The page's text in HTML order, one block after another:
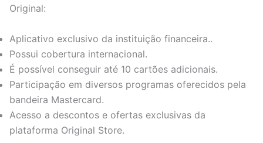
Original:
Aplicativo exclusivo da instituição financeira..
Possui cobertura internacional.
É possível conseguir até 10 cartões adicionais.
Participação em diversos programas oferecidos pela
bandeira Mastercard.
Acesso a descontos e ofertas exclusivas da
plataforma Original Store.